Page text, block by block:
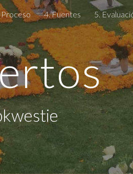
to navigation
Proceso 4. Fuentes 5.